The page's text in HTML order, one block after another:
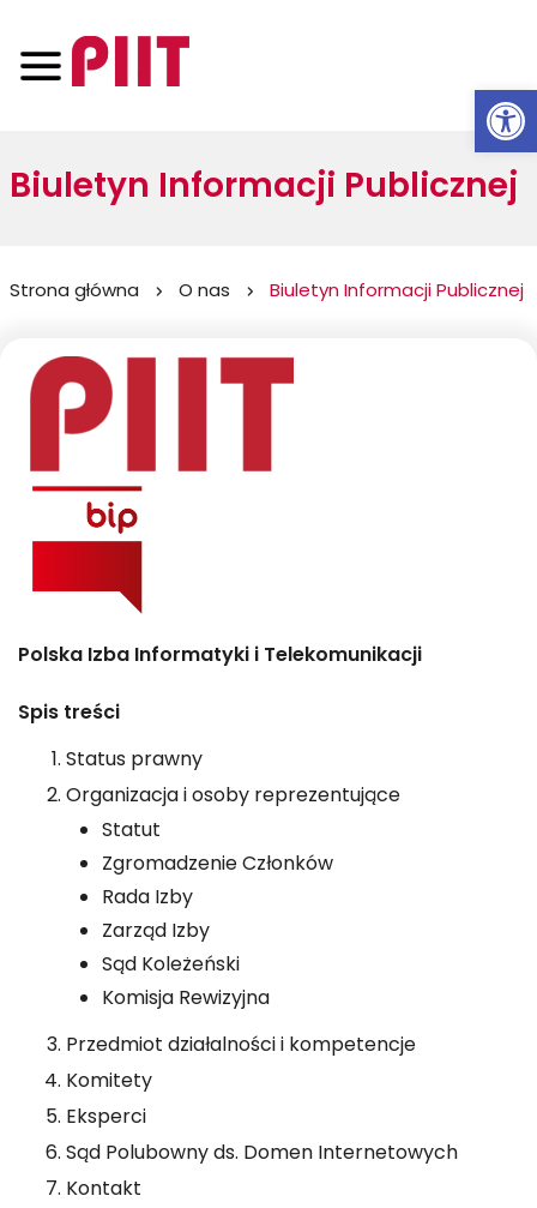
Biuletyn Informacji Publicznej
Jesteś
tutaj:
Strona główna O nas Biuletyn Informacji Publicznej
Polska Izba Informatyki i Telekomunikacji
Spis treści
Status prawny
Organizacja i osoby reprezentujące
Statut
Zgromadzenie Członków
Rada Izby
Zarząd Izby
Sąd Koleżeński
Komisja Rewizyjna
Przedmiot działalności i kompetencje
Komitety
Eksperci
Sąd Polubowny ds. Domen Internetowych
Kontakt